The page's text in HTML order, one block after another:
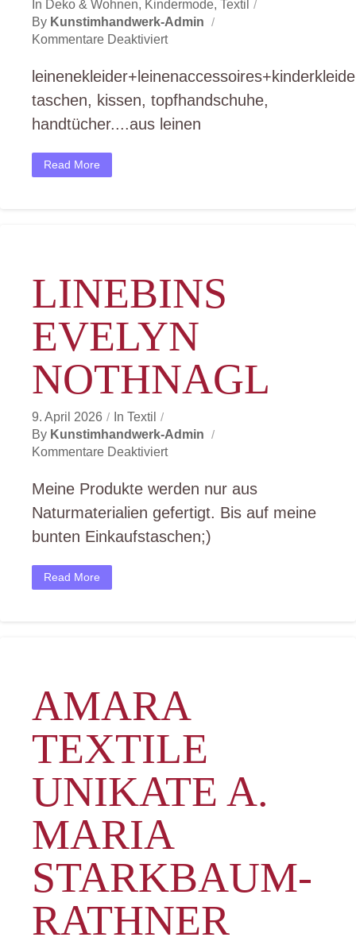
In Deko & Wohnen, Kindermode, Textil
By Kunstimhandwerk-Admin
Kommentare DeaktiviertFür
Petra
Gadasová
taschen, kissen, topfhandschuhe,
handtücher....aus leinen
Read More
LINEBINS
EVELYN
NOTHNAGL
9. April 2026 In Textil
By Kunstimhandwerk-Admin
Kommentare DeaktiviertFür
Evelyn
Nothnagl
Meine Produkte werden nur aus
Naturmaterialien gefertigt. Bis auf meine
bunten Einkaufstaschen;)
Read More
AMARA
TEXTILE
UNIKATE A.
MARIA
STARKBAUM-
RATHNER